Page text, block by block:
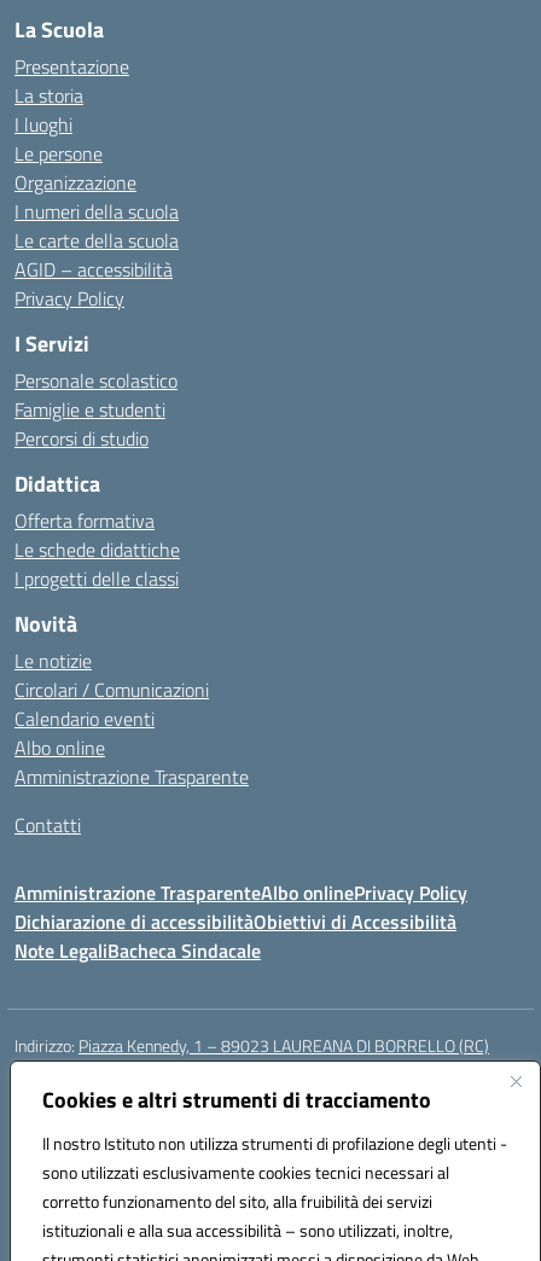
Cookies e altri strumenti di tracciamento
Il nostro Istituto non utilizza strumenti di profilazione degli utenti -
sono utilizzati esclusivamente cookies tecnici necessari al
corretto funzionamento del sito, alla fruibilità dei servizi
istituzionali e alla sua accessibilità – sono utilizzati, inoltre,
La Scuola
Presentazione
La storia
I luoghi
Le persone
Organizzazione
I numeri della scuola
Le carte della scuola
AGID – accessibilità
Privacy Policy
I Servizi
Personale scolastico
Famiglie e studenti
Percorsi di studio
Didattica
Offerta formativa
Le schede didattiche
I progetti delle classi
Novità
Le notizie
Circolari / Comunicazioni
Calendario eventi
Albo online
Amministrazione Trasparente
Contatti
Amministrazione TrasparenteAlbo onlinePrivacy Policy
Dichiarazione di accessibilitàObiettivi di Accessibilità
Note LegaliBacheca Sindacale
Indirizzo: Piazza Kennedy, 1 – 89023 LAUREANA DI BORRELLO (RC)
Centralino:
Posta elettronica certificata (PEC):rcic84800t@pec.istruzione.it
Codice fiscale: 82000940807
Codice meccanografico:RCIC84800T
Codice Indice delle Pubbliche Amministrazioni (IPA): istsc_rcic84800t
Codice unico di fatturazione (CUF): UF3A7N